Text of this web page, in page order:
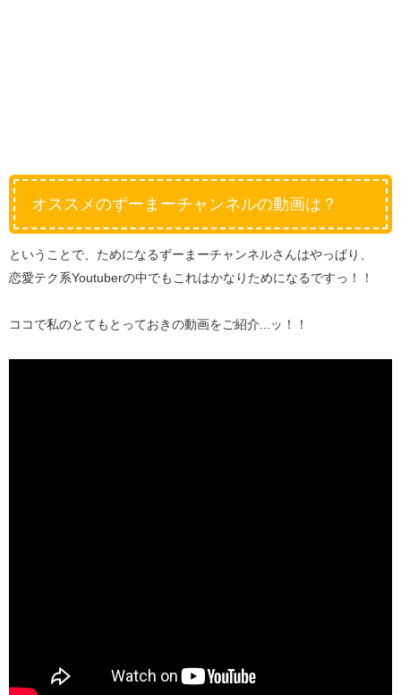
オススメのずーまーチャンネルの動画は？
ということで、ためになるずーまーチャンネルさんはやっぱり、
恋愛テク系Youtuberの中でもこれはかなりためになるですっ！！
ココで私のとてもとっておきの動画をご紹介...ッ！！